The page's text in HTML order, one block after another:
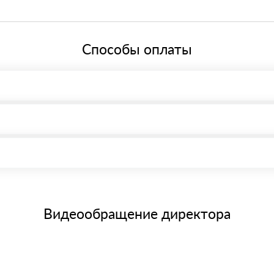
Способы оплаты
через системы электронных платежей.
банковским картам
материала после проверки качества и количества заказанного
Видеообращение директора